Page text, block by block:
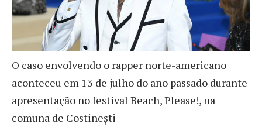
O caso envolvendo o rapper norte-americano
aconteceu em 13 de julho do ano passado durante
apresentação no festival Beach, Please!, na
comuna de Costinești